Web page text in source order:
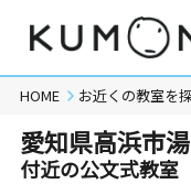
HOME お近くの教室を
愛知県高浜市
付近の公文式教室